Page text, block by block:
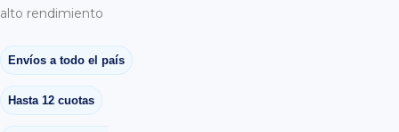
alto rendimiento
Envíos a todo el país
Hasta 12 cuotas